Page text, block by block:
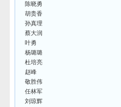
陈晓勇
胡贵香
孙真理
蔡大润
叶勇
杨璐璐
杜培亮
赵峰
敬胜伟
任林军
刘琼辉